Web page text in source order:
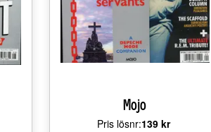
Mojo
Pris lösnr:Price:
139 kr